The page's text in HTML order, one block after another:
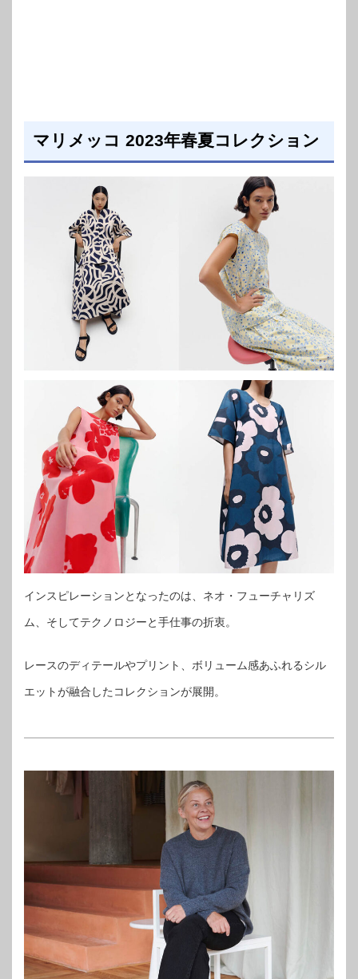
マリメッコ 2023年春夏コレクション
インスピレーションとなったのは、ネオ・フューチャリズ
ム、そしてテクノロジーと手仕事の折衷。
レースのディテールやプリント、ボリューム感あふれるシル
エットが融合したコレクションが展開。